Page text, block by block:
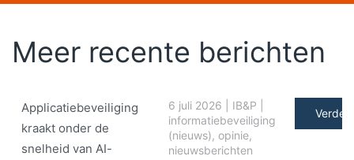
Meer recente berichten
Applicatiebeveiliging
kraakt onder de
snelheid van AI-
6 juli 2026 IB&P
informatiebeveiliging
(nieuws), opinie,
nieuwsberichten
Verder